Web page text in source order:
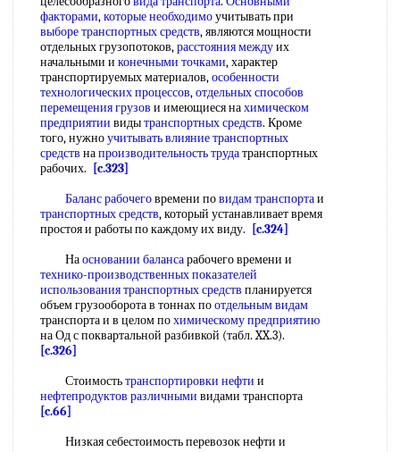
факторами,которые необходимоучитывать при
выборе транспортных средств, являются мощности
отдельных грузопотоков,расстояния междуих
начальными и конечными точками, характер
транспортируемых материалов,особенности
технологических процессов,отдельных способов
перемещения грузов и имеющиеся нахимическом
предприятии видытранспортных средств. Кроме
того, нужноучитывать влияниетранспортных
средств напроизводительность трудатранспортных
рабочих.
[c.323]
Баланс рабочеговремени повидам транспортаи
транспортных средств, который устанавливает время
простоя и работы по каждому их виду.
[c.324]
Наосновании балансарабочего времени и
технико-производственных показателей
использования транспортных средств планируется
объем грузооборота в тоннах поотдельным видам
транспорта и в целом похимическому предприятию
на Од с поквартальной разбивкой (табл. XX.3).
[c.326]
Стоимостьтранспортировки нефти и
нефтепродуктов различными видами транспорта
[c.66]
Низкая себестоимость перевозок нефти и